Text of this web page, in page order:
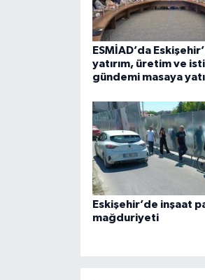
ESMİAD’da
yatırım, üretim ve
gündemi masaya
Eskişehir’de inşaat
mağduriyeti